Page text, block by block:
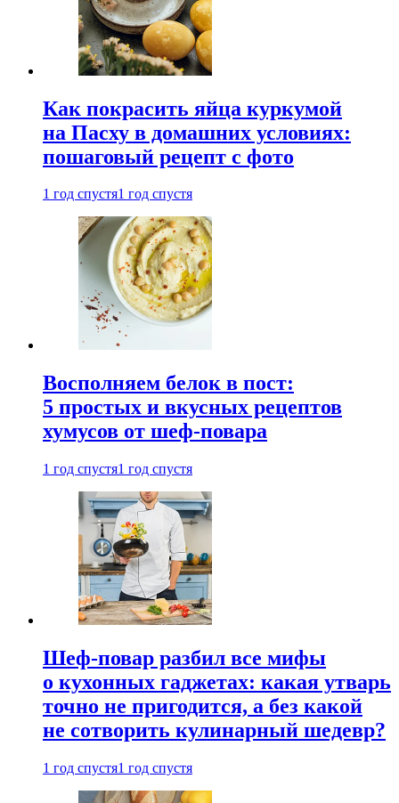
Как покрасить яйца куркумой
на Пасху в домашних условиях:
пошаговый рецепт с фото
1 год спустя1 год спустя
Восполняем белок в пост:
5 простых и вкусных рецептов
хумусов от шеф-повара
1 год спустя1 год спустя
Шеф-повар разбил все мифы
о кухонных гаджетах: какая утварь
точно не пригодится, а без какой
не сотворить кулинарный шедевр?
1 год спустя1 год спустя